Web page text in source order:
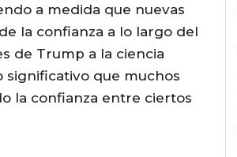
a medida que nuevas
la confianza a lo largo del
de Trump a la ciencia
que muchos
la confianza entre ciertos